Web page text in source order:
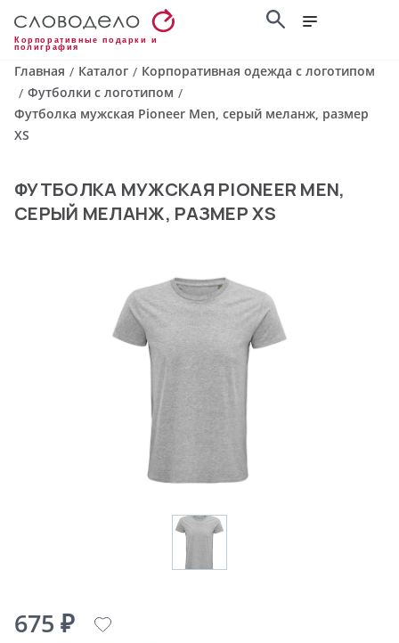
Корпоративные подарки и
полиграфия
Главная / Каталог / Корпоративная одежда с логотипом
/ Футболки с логотипом /
Футболка мужская Pioneer Men, серый меланж, размер
XS
ФУТБОЛКА МУЖСКАЯ PIONEER MEN,
СЕРЫЙ МЕЛАНЖ, РАЗМЕР XS
675 ₽